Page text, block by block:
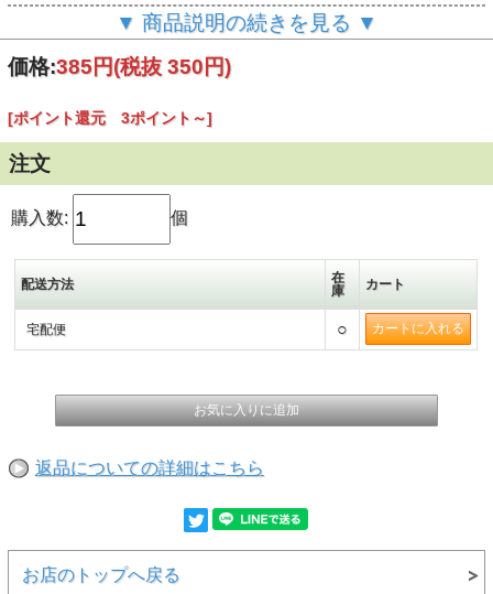
●１個 ２６～３０匹入り (約７×４×３cm位のケース)
●販売期間 ： オールシーズン
●対象魚 ： ニジマス・ヤマメ・イワナなど
●釣行までの保存方法●
・冷蔵庫の野菜室（＋１０℃前後）にそのまま寝かせて下さい。
・野菜室がない場合は、新聞紙にくるむなどして冷えすぎないようにして
下さい。
▼ 商品説明の続きを見る ▼
価格:385円(税抜 350円)
[ポイント還元 3ポイント～]
注文
購入数: 個
配送方法
在
庫
カート
宅配便 ○
返品についての詳細はこちら
お店のトップへ戻る